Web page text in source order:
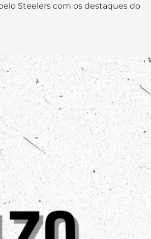
Steelers com os destaques do